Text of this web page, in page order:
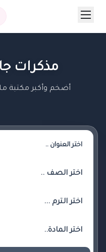
مذكرات
أضخم وأكبر مكتبة